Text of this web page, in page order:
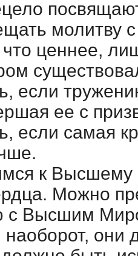
молитву
ценнее,
если
ее с
если самая
к Высшему
Можно
с Высшим
они